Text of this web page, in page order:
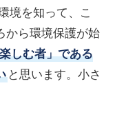
境を知って、こ
から環境保護が始
しむ者」である
と思います。小さ